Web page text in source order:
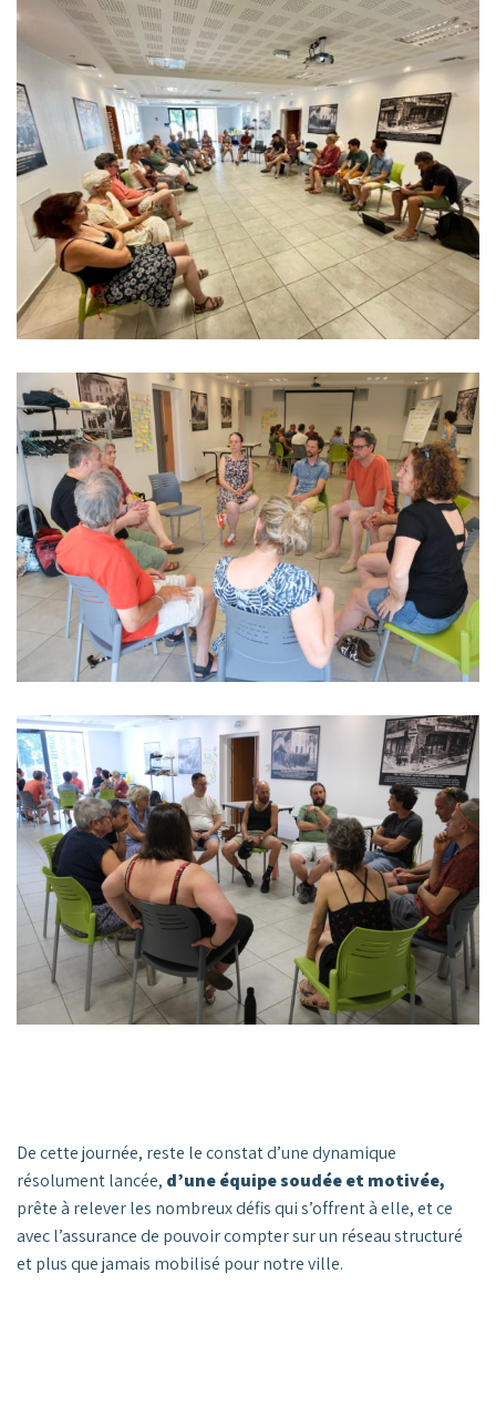
De cette journée, reste le constat d’une dynamique
résolument lancée, d’une équipe soudée et motivée,
prête à relever les nombreux défis qui s’offrent à elle, et ce
avec l’assurance de pouvoir compter sur un réseau structuré
et plus que jamais mobilisé pour notre ville.